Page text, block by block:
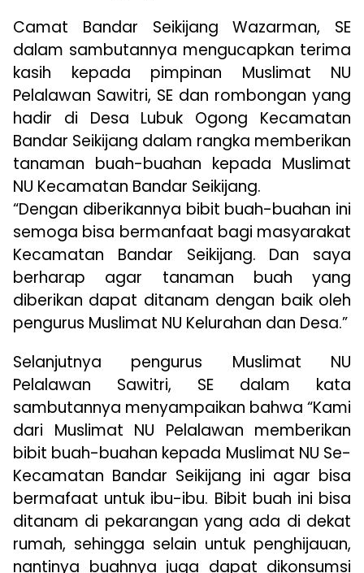
Camat Bandar Seikijang Wazarman, SE
dalam sambutannya mengucapkan terima
kasih kepada pimpinan Muslimat NU
Pelalawan Sawitri, SE dan rombongan yang
hadir di Desa Lubuk Ogong Kecamatan
Bandar Seikijang dalam rangka memberikan
tanaman buah-buahan kepada Muslimat
NU Kecamatan Bandar Seikijang.
“Dengan diberikannya bibit buah-buahan ini
semoga bisa bermanfaat bagi masyarakat
Kecamatan Bandar Seikijang. Dan saya
berharap agar tanaman buah yang
diberikan dapat ditanam dengan baik oleh
pengurus Muslimat NU Kelurahan dan Desa.”
Selanjutnya pengurus Muslimat NU
Pelalawan Sawitri, SE dalam kata
sambutannya menyampaikan bahwa “Kami
dari Muslimat NU Pelalawan memberikan
bibit buah-buahan kepada Muslimat NU Se-
Kecamatan Bandar Seikijang ini agar bisa
bermafaat untuk ibu-ibu. Bibit buah ini bisa
ditanam di pekarangan yang ada di dekat
rumah, sehingga selain untuk penghijauan,
nantinya buahnya juga dapat dikonsumsi